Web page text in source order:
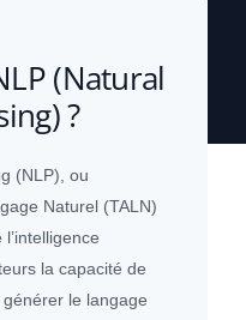
(Natural
?
(NLP), ou
Naturel (TALN)
intelligence
la capacité de
le langage